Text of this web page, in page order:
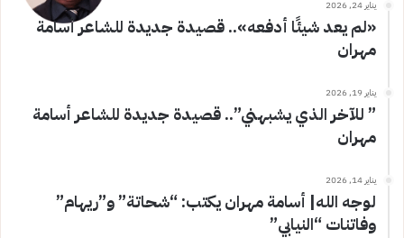
يناير 24, 2026
«لم يعد شيئًا أدفعه».. قصيدة جديدة للشاعر أسامة
مهران
يناير 19, 2026
” للآخر الذي يشبهني”.. قصيدة جديدة للشاعر أسامة
مهران
يناير 14, 2026
لوجه الله| أسامة مهران يكتب: “شحاتة” و”ريهام”
وفاتنات “النيابي”